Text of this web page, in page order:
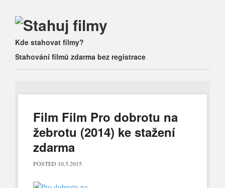
Main menu
Skip
to
content
Kde stahovat filmy?
Stahování filmů zdarma bez registrace
Film Film Pro dobrotu na
žebrotu (2014) ke stažení
zdarma
POSTED 10.5.2015